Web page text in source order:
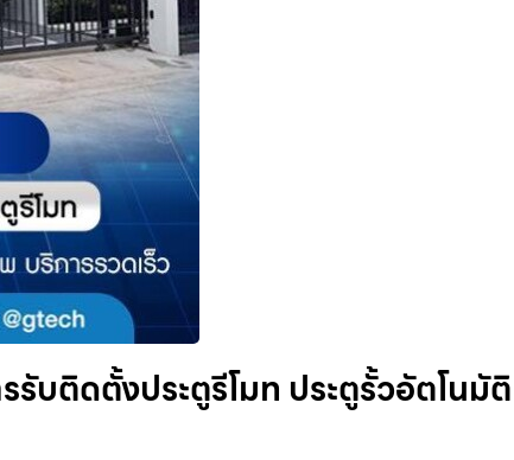
บติดตั้งประตูรีโมท ประตูรั้วอัตโนมัติ